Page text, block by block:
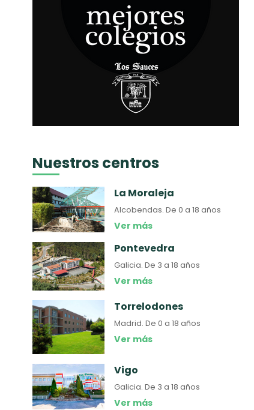
Nuestros centros
La Moraleja
Alcobendas.De 0 a 18 años
Ver más
Pontevedra
Galicia.De 3 a 18 años
Ver más
Torrelodones
Madrid.De 0 a 18 años
Ver más
Vigo
Galicia.De 3 a 18 años
Ver más